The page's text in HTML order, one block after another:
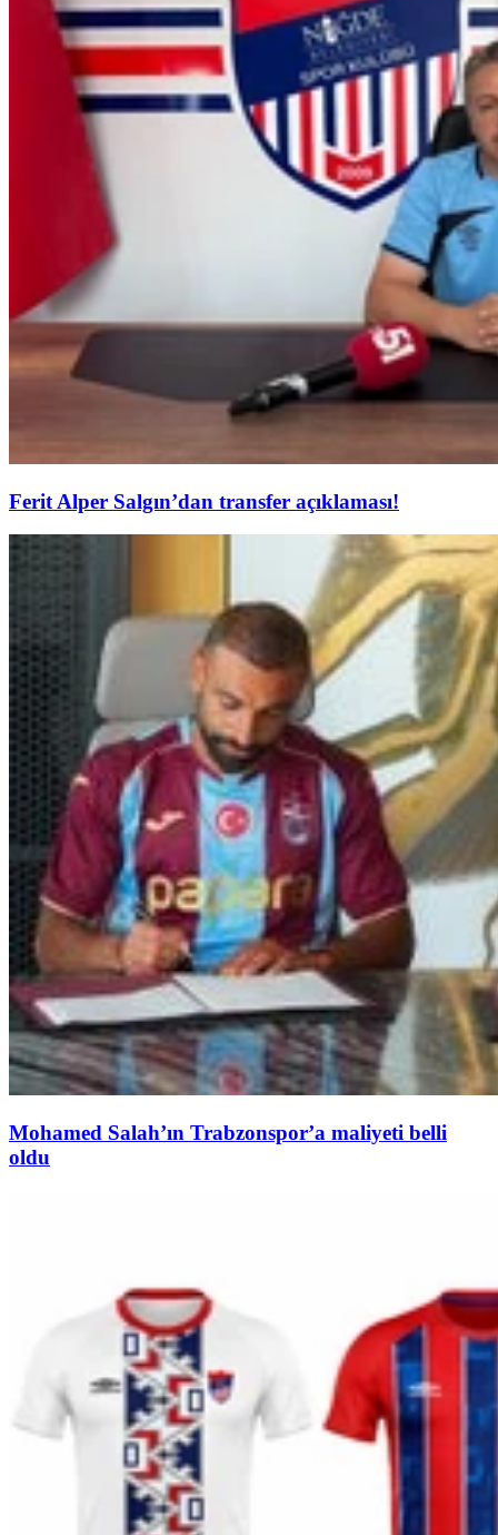
Ferit Alper Salgın’dan transfer açıklaması!
Mohamed Salah’ın Trabzonspor’a maliyeti belli
oldu